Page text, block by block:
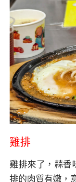
雞排
雞排來了，蒜香
排的肉質有嫩，